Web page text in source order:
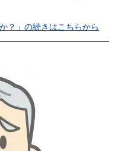
？」の続きはこちらから